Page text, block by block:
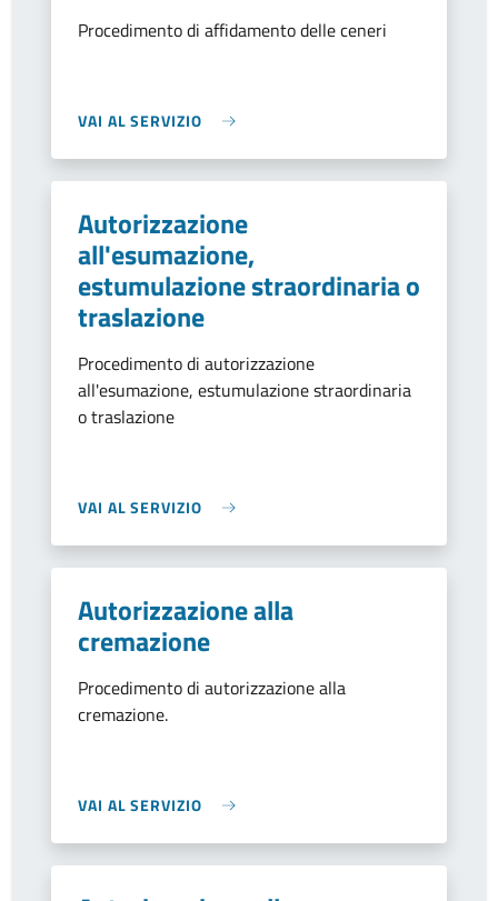
Procedimento di affidamento delle ceneri
VAI AL SERVIZIO
Autorizzazione
all'esumazione,
estumulazione straordinaria o
traslazione
Procedimento di autorizzazione
all'esumazione, estumulazione straordinaria
o traslazione
VAI AL SERVIZIO
Autorizzazione alla
cremazione
Procedimento di autorizzazione alla
cremazione.
VAI AL SERVIZIO